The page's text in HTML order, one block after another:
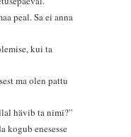
peal. Sa ei anna
kui ta
ma olen pattu
hävib ta nimi?”
kogub enesesse